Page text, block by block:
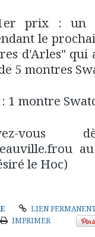
prix : un
le
d'Arles"
5 montres
1 montre
vous
le Hoc)
LIEN
IMPRIMER